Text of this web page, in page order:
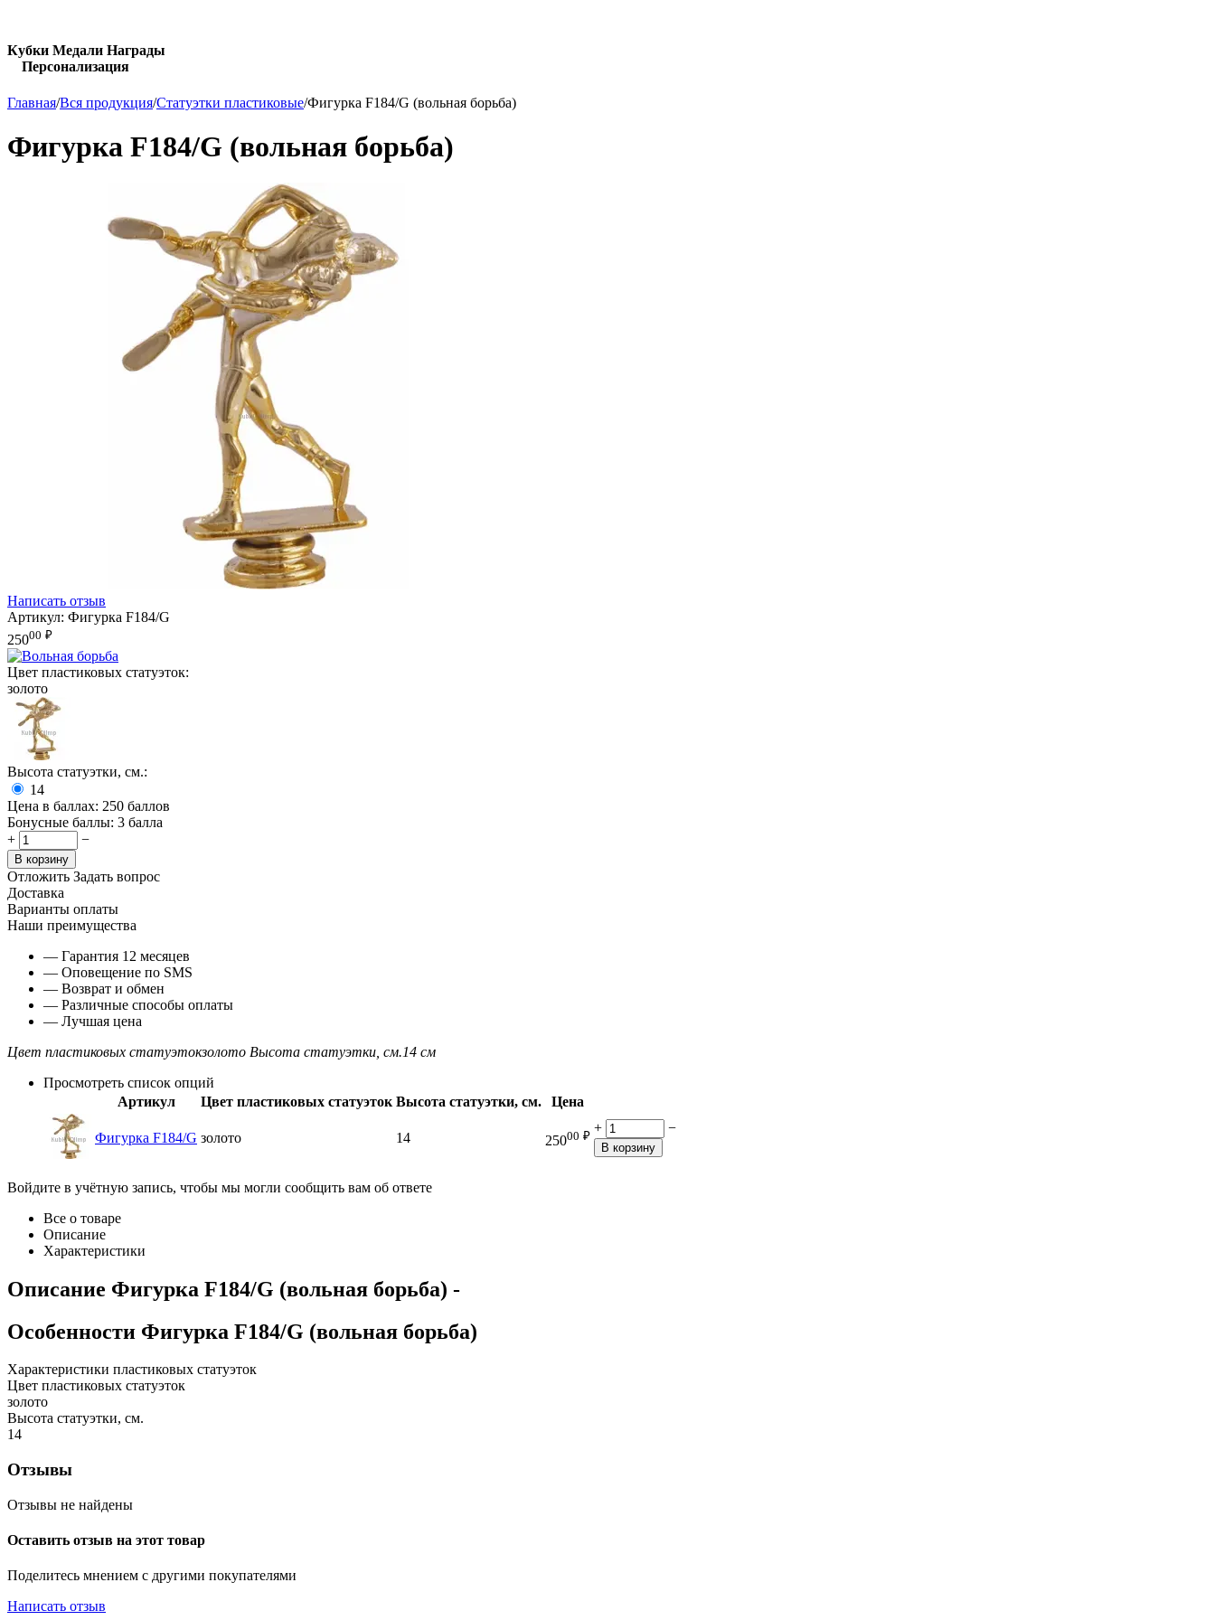
Кубки Медали Награды
Персонализация
Главная/Вся продукция/Статуэтки пластиковые/Фигурка F184/G (вольная борьба)
Фигурка F184/G (вольная борьба)
Написать отзыв
Артикул: Фигурка F184/G
25000 ₽
Цвет пластиковых статуэток:
золото
Высота статуэтки, см.:
14
Цена в баллах: 250 баллов
Бонусные баллы: 3 балла
+
−
В корзину
Отложить Задать вопрос
Доставка
Варианты оплаты
Наши преимущества
— Гарантия 12 месяцев
— Оповещение по SMS
— Возврат и обмен
— Различные способы оплаты
— Лучшая цена
Цвет пластиковых статуэтокзолото Высота статуэтки, см.14 см
Просмотреть список опций
Артикул
Цвет пластиковых статуэток Высота статуэтки, см. Цена
Фигурка F184/G золото 14 25000 ₽
+ −
В корзину
Войдите в учётную запись, чтобы мы могли сообщить вам об ответе
Все о товаре
Описание
Характеристики
Описание Фигурка F184/G (вольная борьба) -
Особенности Фигурка F184/G (вольная борьба)
Характеристики пластиковых статуэток
Цвет пластиковых статуэток
золото
Высота статуэтки, см.
14
Отзывы
Отзывы не найдены
Оставить отзыв на этот товар
Поделитесь мнением с другими покупателями
Написать отзыв